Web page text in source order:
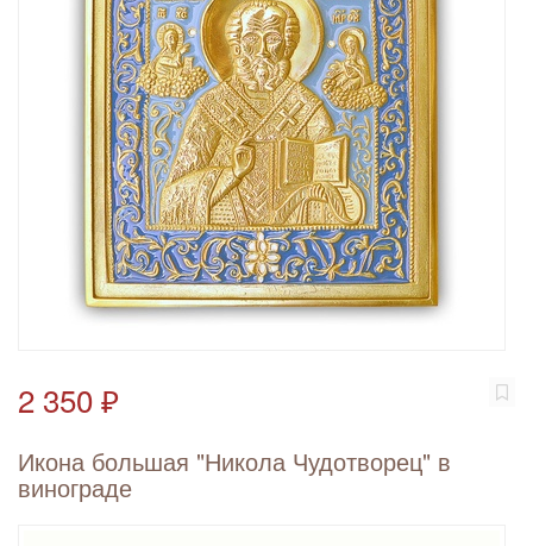
2 350 ₽
Икона большая "Никола Чудотворец" в
винограде